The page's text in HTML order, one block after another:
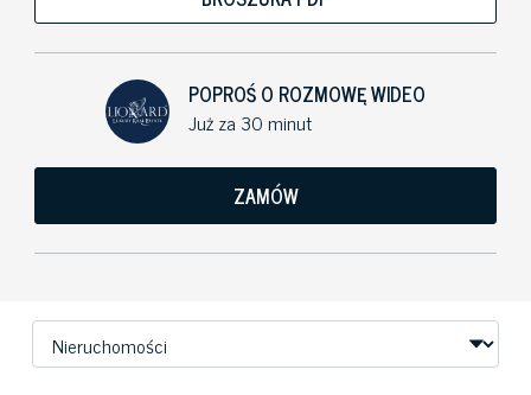
POPROŚ O ROZMOWĘ WIDEO
Już za 30 minut
ZAMÓW